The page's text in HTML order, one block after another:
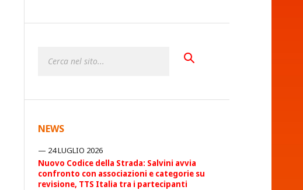
NEWS
24 LUGLIO 2026
Nuovo Codice della Strada: Salvini avvia
confronto con associazioni e categorie su
revisione, TTS Italia tra i partecipanti